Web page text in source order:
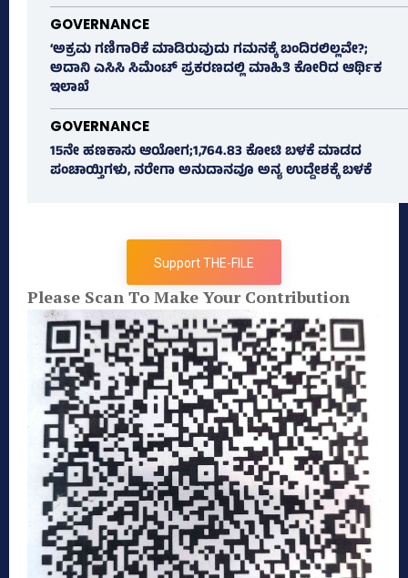
GOVERNANCE
‘ಅಕ್ರಮ ಗಣಿಗಾರಿಕೆ ಮಾಡಿರುವುದು ಗಮನಕ್ಕೆ ಬಂದಿರಲಿಲ್ಲವೇ?;
ಅದಾನಿ ಎಸಿಸಿ ಸಿಮೆಂಟ್ ಪ್ರಕರಣದಲ್ಲಿ ಮಾಹಿತಿ ಕೋರಿದ ಆರ್ಥಿಕ
ಇಲಾಖೆ
GOVERNANCE
15ನೇ ಹಣಕಾಸು ಆಯೋಗ;1,764.83 ಕೋಟಿ ಬಳಕೆ ಮಾಡದ
ಪಂಚಾಯ್ತಿಗಳು, ನರೇಗಾ ಅನುದಾನವೂ ಅನ್ಯ ಉದ್ದೇಶಕ್ಕೆ ಬಳಕೆ
Support THE-FILE
Please Scan To Make Your Contribution